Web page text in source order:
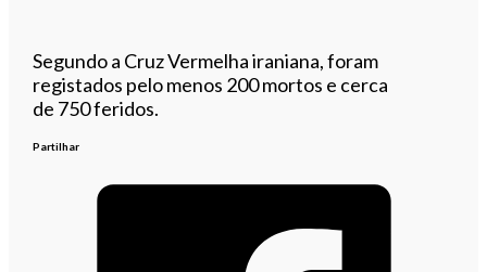
Segundo a Cruz Vermelha iraniana, foram
registados pelo menos 200 mortos e cerca
de 750 feridos.
Partilhar